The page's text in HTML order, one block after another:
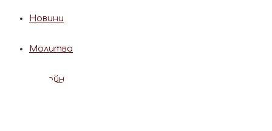
Новини
Молитва
Онлайн послуги